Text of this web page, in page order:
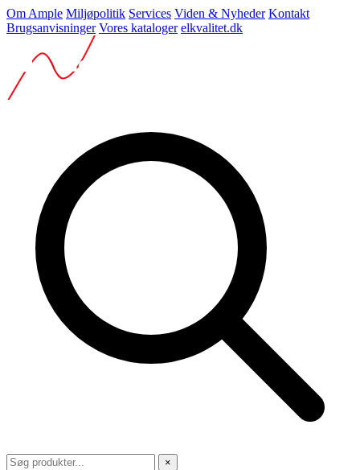
Om Ample Miljøpolitik Services Viden & Nyheder Kontakt
Brugsanvisninger Vores kataloger elkvalitet.dk
×